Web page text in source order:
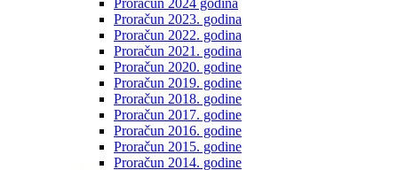
Proračun 2024 godina
Proračun 2023. godina
Proračun 2022. godina
Proračun 2021. godina
Proračun 2020. godine
Proračun 2019. godine
Proračun 2018. godine
Proračun 2017. godine
Proračun 2016. godine
Proračun 2015. godine
Proračun 2014. godine